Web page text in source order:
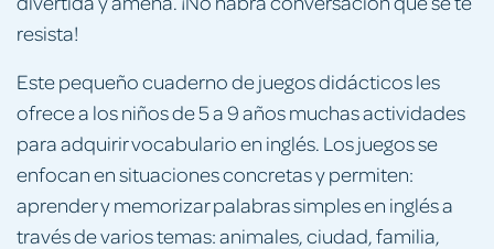
resista!
Este pequeño cuaderno de juegos didácticos les
ofrece a los niños de 5 a 9 años muchas actividades
para adquirir vocabulario en inglés. Los juegos se
enfocan en situaciones concretas y permiten:
aprender y memorizar palabras simples en inglés a
través de varios temas: animales, ciudad, familia,